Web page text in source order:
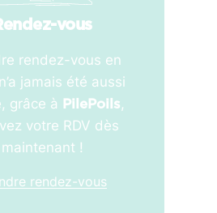
vous
rendez-vous en
jamais été aussi
grâce à
PilePoils,
votre RDV dès
maintenant !
rendez-vous